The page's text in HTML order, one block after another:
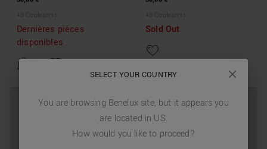
+ 3 Couleur(s)
Dernières pièces
disponibles
+ 3 Couleur(s)
Sold Out
SELECT YOUR COUNTRY
You are browsing Beneluxsite, but it appears you
are located in US.
How would you like to proceed?